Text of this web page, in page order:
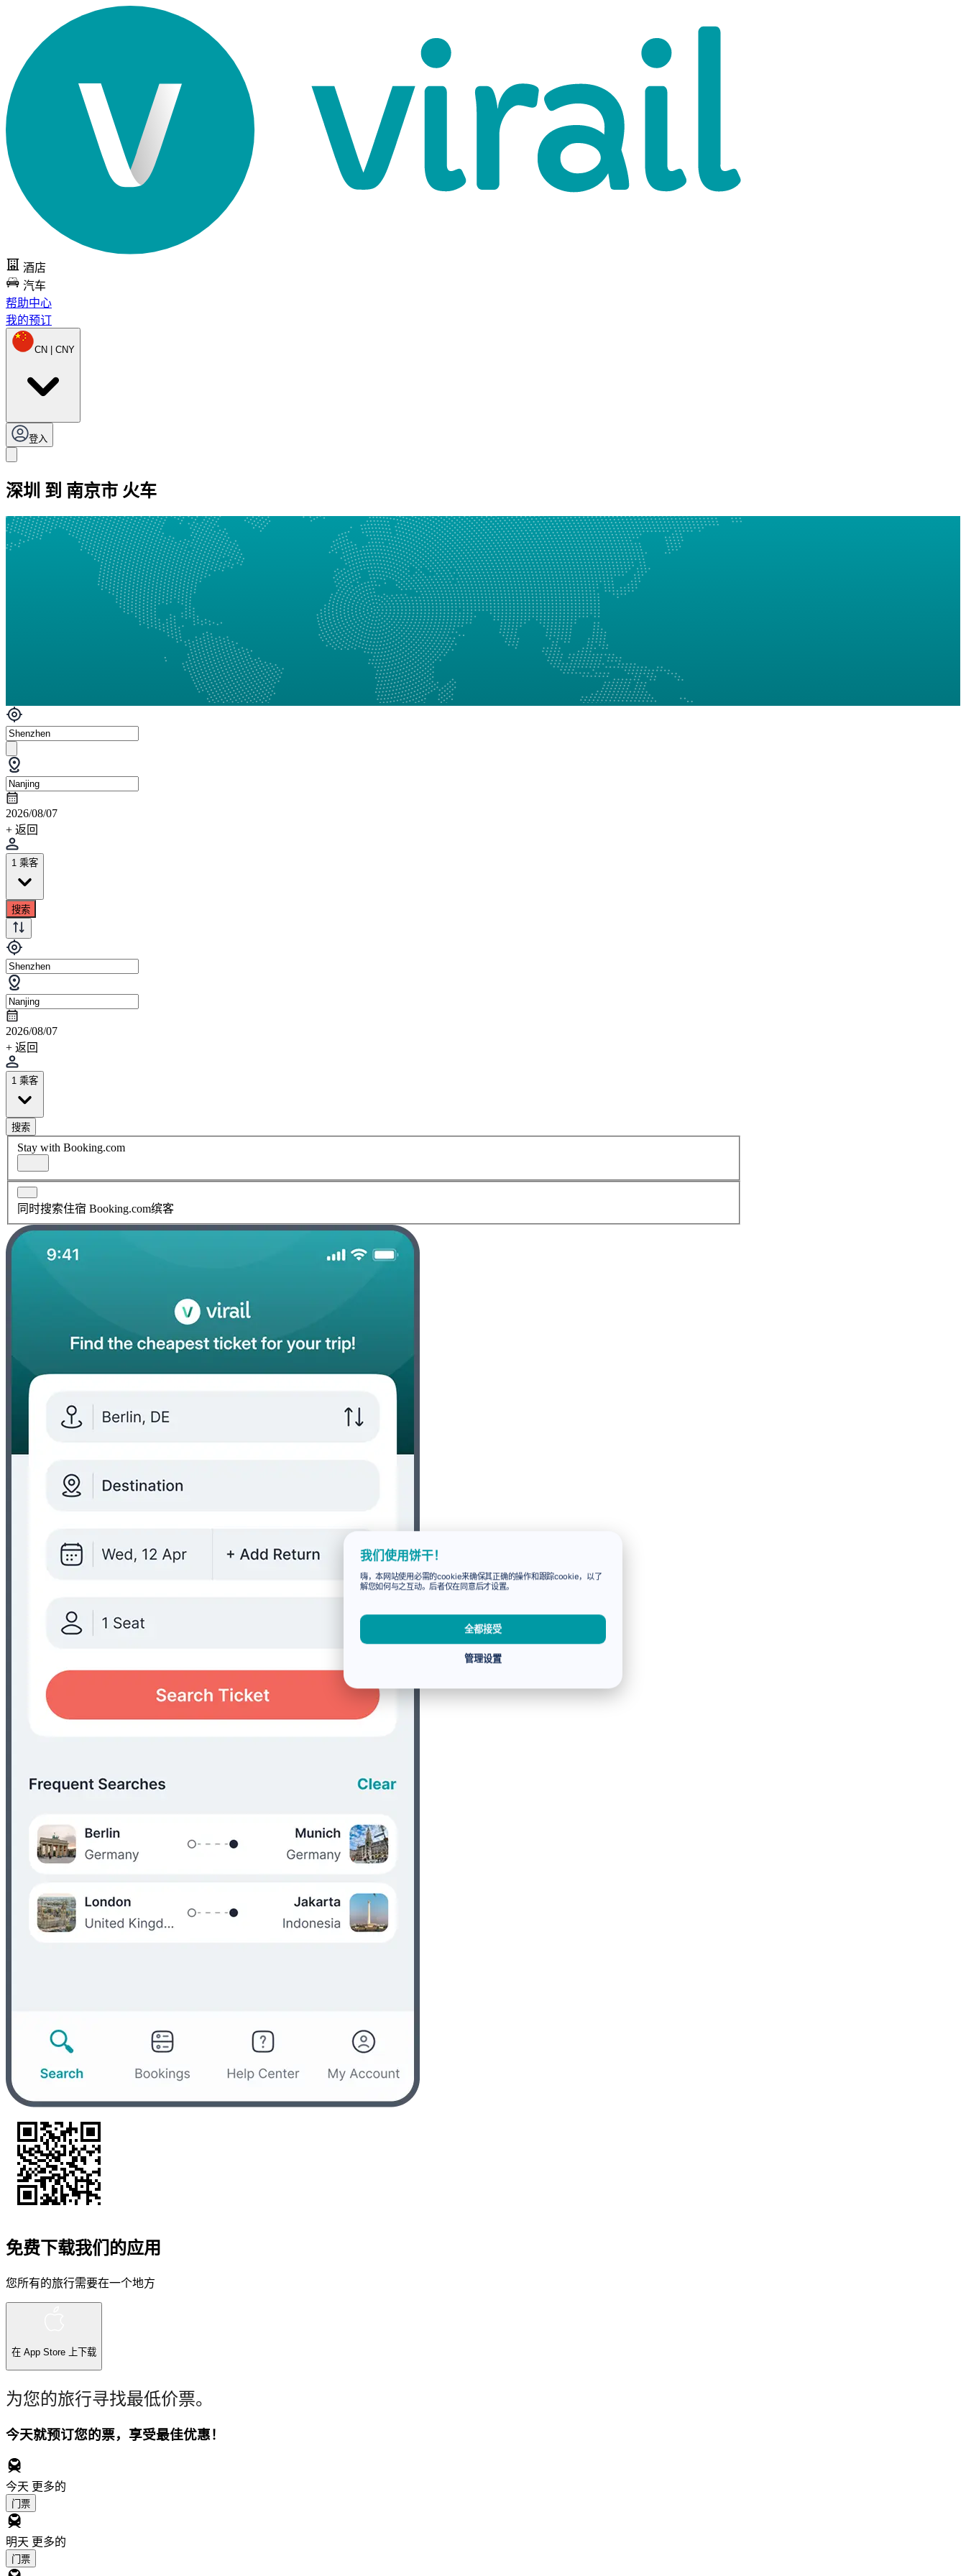
酒店
汽车
帮助中心
我的预订
CN | CNY
登入
深圳 到 南京市 火车
2026/08/07
+ 返回
1 乘客
搜索
2026/08/07
+ 返回
1 乘客
搜索
Stay with Booking.com
同时搜索住宿 Booking.com缤客
免费下载我们的应用
您所有的旅行需要在一个地方
在 App Store 上下载
为您的旅行寻找最低价票。
今天就预订您的票，享受最佳优惠！
今天 更多的
门票
明天 更多的
门票
我们使用饼干！
嗨，本网站使用必需的cookie来确保其正确的操作和跟踪cookie，以了
解您如何与之互动。后者仅在同意后才设置。
全都接受
管理设置